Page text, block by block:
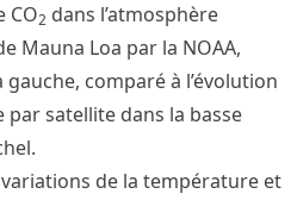
CO2 dans l’atmosphère
Mauna Loa par la NOAA,
comparé à l’évolution
satellite dans la basse
de la température et